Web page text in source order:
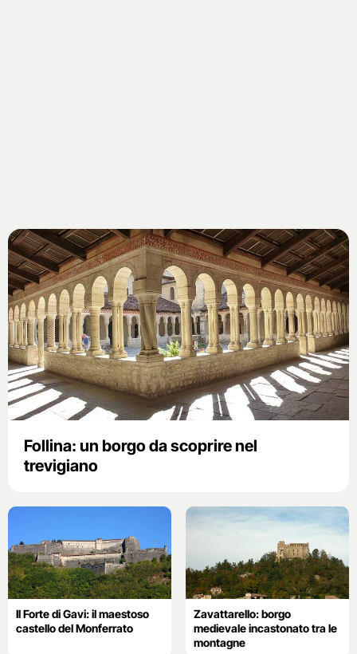
Follina: un borgo da scoprire nel
trevigiano
Il Forte di Gavi: il maestoso
castello del Monferrato
Zavattarello: borgo
medievale incastonato tra le
montagne